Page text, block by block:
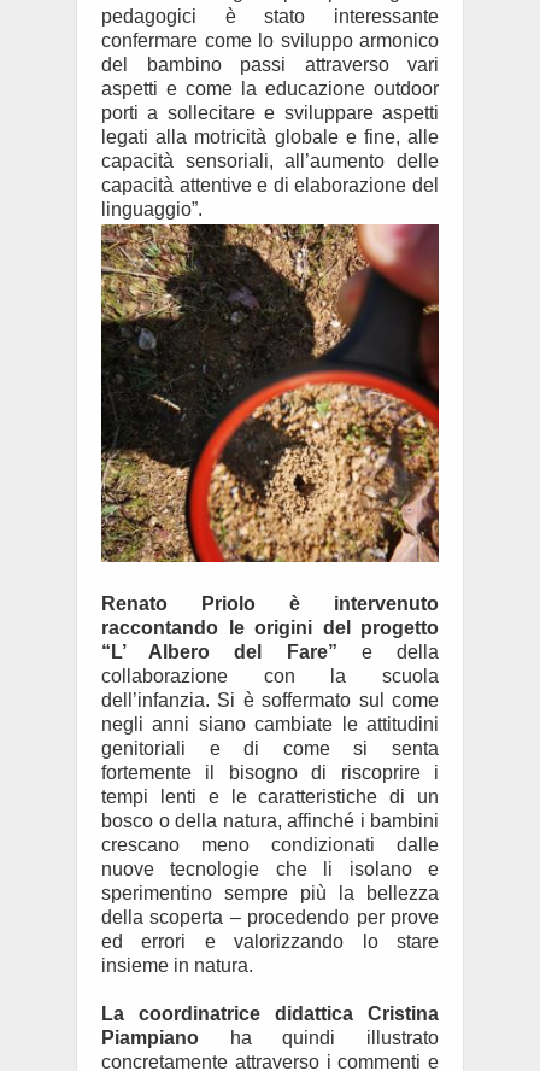
pedagogici è stato interessante
confermare come lo sviluppo armonico
del bambino passi attraverso vari
aspetti e come la educazione outdoor
porti a sollecitare e sviluppare aspetti
legati alla motricità globale e fine, alle
capacità sensoriali, all’aumento delle
capacità attentive e di elaborazione del
linguaggio”.
Renato Priolo è intervenuto
raccontando le origini del progetto
“L’ Albero del Fare” e della
collaborazione con la scuola
dell’infanzia. Si è soffermato sul come
negli anni siano cambiate le attitudini
genitoriali e di come si senta
fortemente il bisogno di riscoprire i
tempi lenti e le caratteristiche di un
bosco o della natura, affinché i bambini
crescano meno condizionati dalle
nuove tecnologie che li isolano e
sperimentino sempre più la bellezza
della scoperta – procedendo per prove
ed errori e valorizzando lo stare
insieme in natura.
La coordinatrice didattica Cristina
Piampiano ha quindi illustrato
concretamente attraverso i commenti e